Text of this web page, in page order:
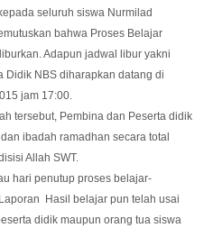
seluruh siswa Nurmilad
bahwa Proses Belajar
Adapun jadwal libur yakni
Didik NBS diharapkan datang di
jam 17:00.
tersebut, Pembina dan Peserta didik
ibadah ramadhan secara total
Allah SWT.
hari penutup proses belajar-
Hasil belajar pun telah usai
didik maupun orang tua siswa